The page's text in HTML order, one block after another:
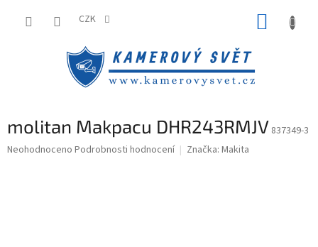
CZK
molitan Makpacu DHR243RMJV 837349-3
Průměrné
Neohodnoceno Podrobnosti hodnocení Značka: Makita